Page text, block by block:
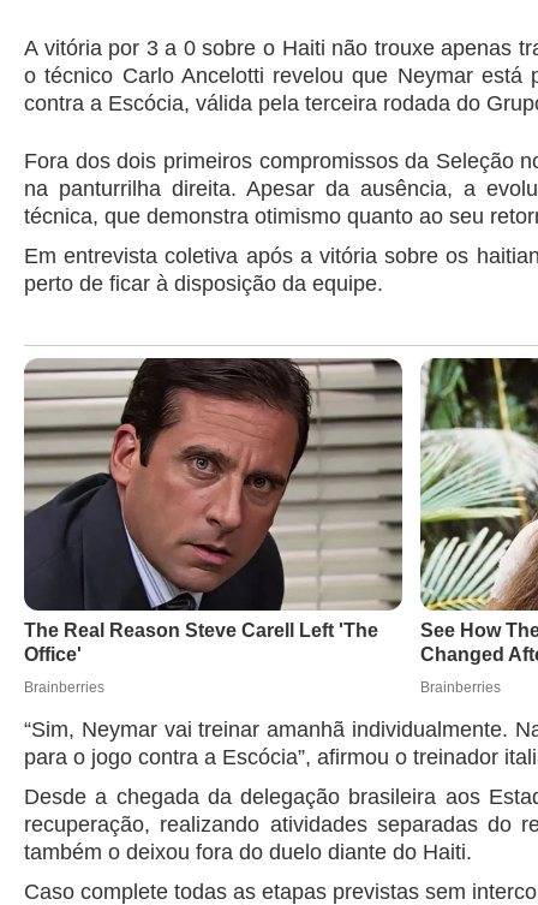
A vitória por 3 a 0 sobre o Haiti não trouxe apenas
o técnico Carlo Ancelotti revelou que Neymar
contra a Escócia, válida pela terceira rodada do
Fora dos dois primeiros compromissos da Seleção
na panturrilha direita. Apesar da ausência, a
técnica, que demonstra otimismo quanto ao seu
Em entrevista coletiva após a vitória sobre os
perto de ficar à disposição da equipe.
“Sim, Neymar vai treinar amanhã individualmente.
para o jogo contra a Escócia”, afirmou o treinador
Desde a chegada da delegação brasileira aos
recuperação, realizando atividades separadas
também o deixou fora do duelo diante do Haiti.
Caso complete todas as etapas previstas sem